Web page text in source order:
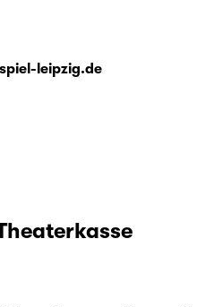
leipzig.de